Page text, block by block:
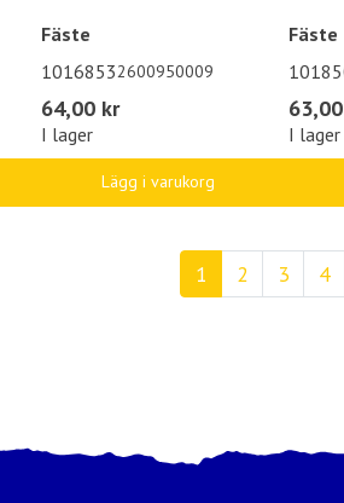
Fäste
10168532600950009
64,00 kr
I lager
Lägg i varukorg
Fäste
I lager
1 2 3 4